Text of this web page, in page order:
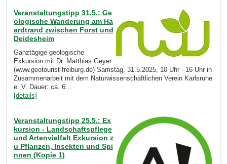
Veranstaltungstipp 31.5.: Ge
ologische Wanderung am Ha
ardtrand zwischen Forst und
Deidesheim
Ganztägige geologische
Exkursion mit Dr. Matthias Geyer
(www.geotourist-freiburg.de) Samstag, 31.5.2025, 10 Uhr - 16 Uhr in
Zusammenarbeit mit dem Naturwissenschaftlichen Verein Karlsruhe
e. V. Dauer: ca. 6...
[details]
Veranstaltungstipp 25.5.: Ex
kursion - Landschaftspflege
und Artenvielfalt Exkursion z
u Pflanzen, Insekten und Spi
nnen (Kopie 1)